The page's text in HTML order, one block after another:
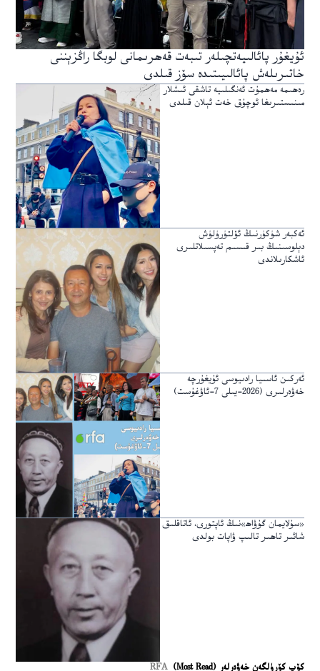
ئۇيغۇر پائالىيەتچىلەر تىبەت قەھرىمانى لوبگا راڭزېننى
خاتىرىلەش پائالىيىتىدە سۆز قىلدى
رەھىمە مەھمۇت ئەنگىلىيە تاشقى ئىشلار
مىنىستىرىغا ئوچۇق خەت ئېلان قىلدى
ئەكبەر شۈكۈرنىڭ ئۆلتۈرۈلۈش
دېلوسىنىڭ بىر قىسىم تەپسىلاتلىرى
ئاشكارىلاندى
ئەركىن ئاسىيا رادىيوسى ئۇيغۇرچە
خەۋەرلىرى (2026-يىلى 7-ئاۋغۇست)
«سۇلايمان گۇۋاھ»نىڭ ئاپتورى، ئاتاقلىق
شائىر تاھىر تالىپ ۋاپات بولدى
كۆپ كۆرۈلگەن خەۋەرلەر (Most Read) RFA